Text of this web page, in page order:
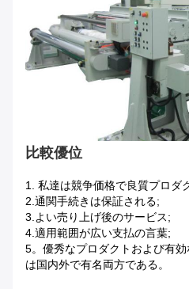
比較優位
1. 私達は競争価格で良質プロダ
2.通関手続きは保証される;
3.よい売り上げ後のサービス;
4.適用範囲が広い支払の言葉;
5。優秀なプロダクトおよび有
は国内外で有名両方である。